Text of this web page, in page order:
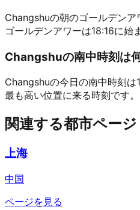
Changshuの朝のゴールデン
ゴールデンアワーは18:16に始
Changshuの南中時刻は何
Changshuの今日の南中時刻
最も高い位置に来る時刻です。
関連する都市ページ
上海
中国
ページを見る